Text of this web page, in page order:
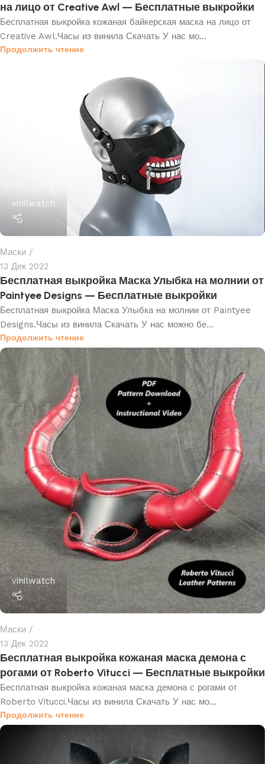
на лицо от Creative Awl — Бесплатные выкройки
Бесплатная выкройка кожаная байкерская маска на лицо от
Creative Awl.Часы из винила Скачать У нас мо...
Продолжить чтение
vinilwatch
Маски
13 Дек 2022
Бесплатная выкройка Маска Улыбка на молнии от
Paintyee Designs — Бесплатные выкройки
Бесплатная выкройка Маска Улыбка на молнии от Paintyee
Designs.Часы из винила Скачать У нас можно бе...
Продолжить чтение
vinilwatch
Маски
13 Дек 2022
Бесплатная выкройка кожаная маска демона с
рогами от Roberto Vitucci — Бесплатные выкройки
Бесплатная выкройка кожаная маска демона с рогами от
Roberto Vitucci.Часы из винила Скачать У нас мо...
Продолжить чтение